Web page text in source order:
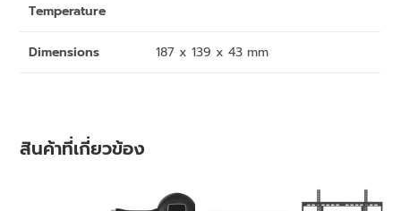
Temperature
Dimensions 187 x 139 x 43 mm
สินค้าที่เกี่ยวข้อง